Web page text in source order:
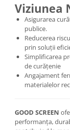
Viziunea
Asigurarea
publice.
Reducerea
prin soluții
Simplificarea
de curățenie
Angajament
materialelor
GOOD SCREEN
performanța,